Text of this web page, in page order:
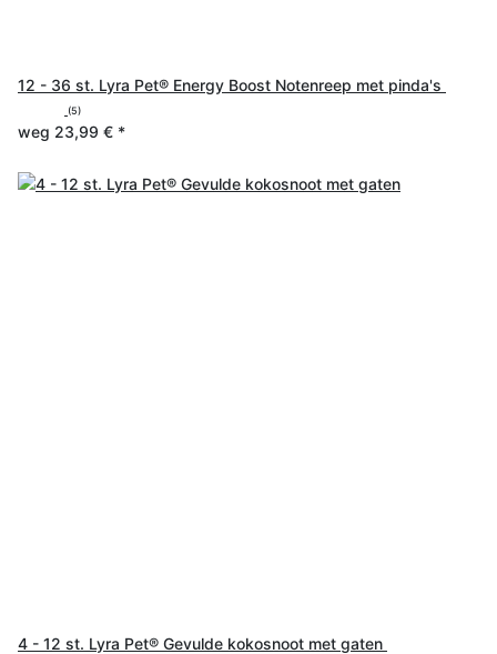
12 - 36 st. Lyra Pet® Energy Boost Notenreep met pinda's
(5)
weg 23,99 € *
4 - 12 st. Lyra Pet® Gevulde kokosnoot met gaten